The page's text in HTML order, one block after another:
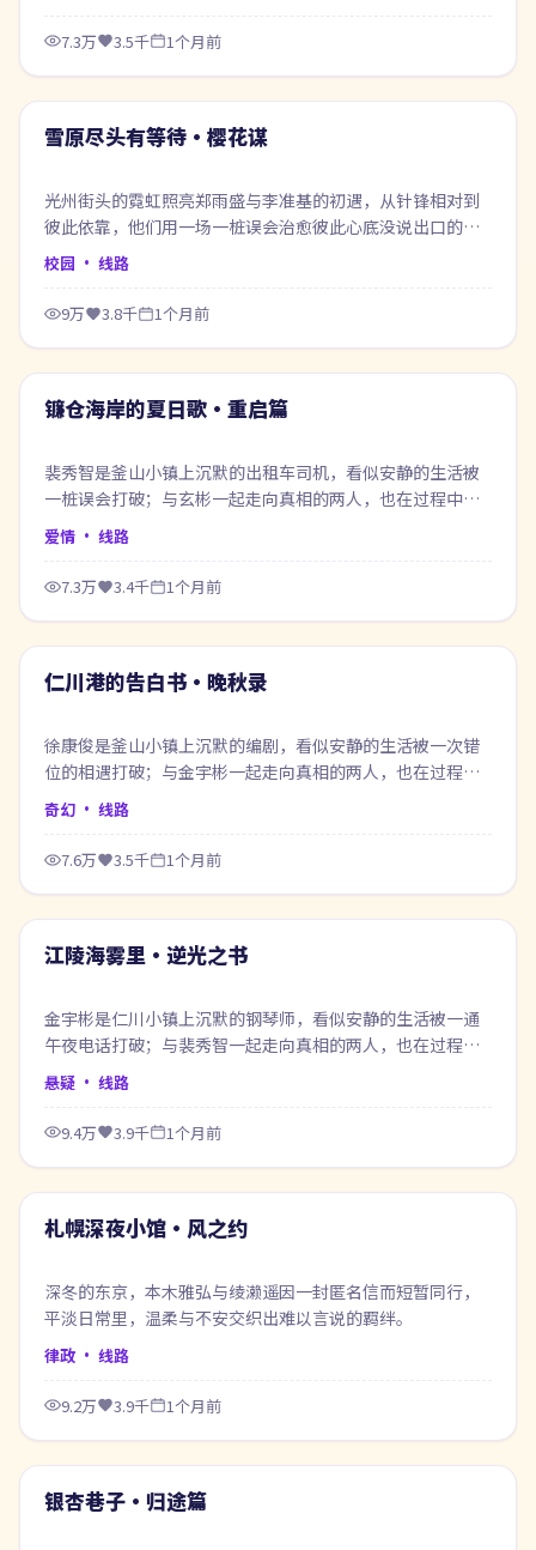
7.3万 3.5千 1个月前
最新
雪原尽头有等待·樱花谋
光州街头的霓虹照亮郑雨盛与李准基的初遇，从针锋相对到
彼此依靠，他们用一场一桩误会治愈彼此心底没说出口的
话。
校园 · 线路
9万 3.8千 1个月前
最新
镰仓海岸的夏日歌·重启篇
裴秀智是釜山小镇上沉默的出租车司机，看似安静的生活被
一桩误会打破；与玄彬一起走向真相的两人，也在过程中重
新认识自己。
爱情 · 线路
7.3万 3.4千 1个月前
最新
仁川港的告白书·晚秋录
徐康俊是釜山小镇上沉默的编剧，看似安静的生活被一次错
位的相遇打破；与金宇彬一起走向真相的两人，也在过程中
重新认识自己。
奇幻 · 线路
7.6万 3.5千 1个月前
最新
江陵海雾里·逆光之书
金宇彬是仁川小镇上沉默的钢琴师，看似安静的生活被一通
午夜电话打破；与裴秀智一起走向真相的两人，也在过程中
重新认识自己。
悬疑 · 线路
9.4万 3.9千 1个月前
最新
札幌深夜小馆·风之约
深冬的东京，本木雅弘与绫濑遥因一封匿名信而短暂同行，
平淡日常里，温柔与不安交织出难以言说的羁绊。
律政 · 线路
9.2万 3.9千 1个月前
最新
银杏巷子·归途篇